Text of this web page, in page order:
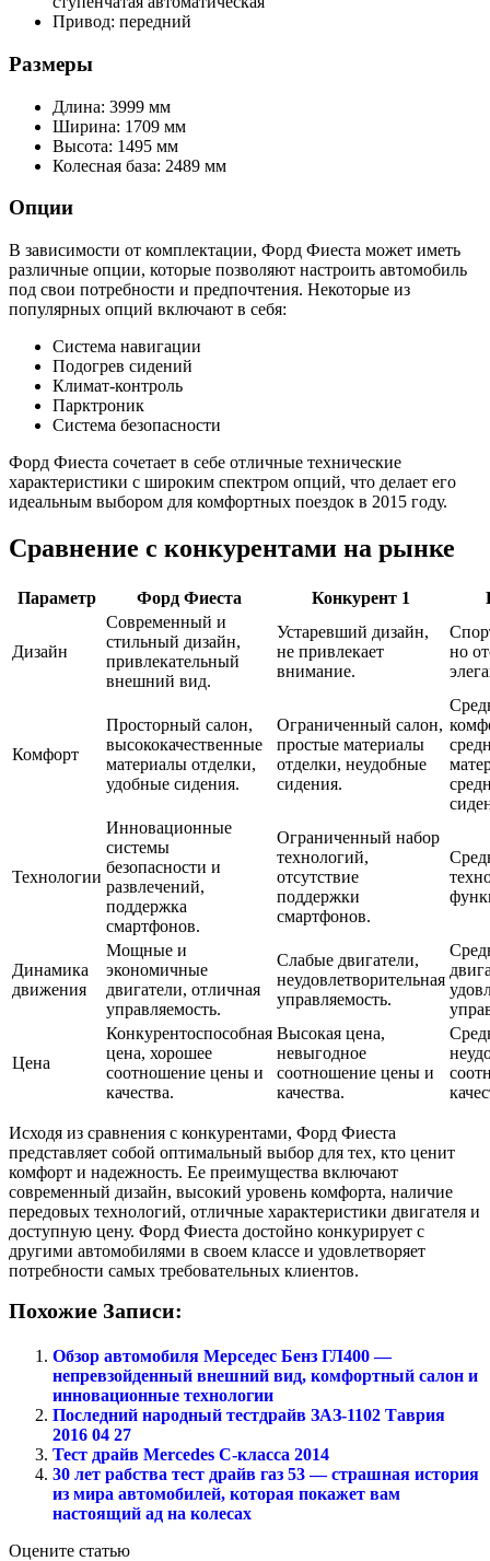
Привод: передний
Размеры
Длина: 3999 мм
Ширина: 1709 мм
Высота: 1495 мм
Колесная база: 2489 мм
Опции
В зависимости от комплектации, Форд Фиеста может иметь
различные опции, которые позволяют настроить автомобиль
под свои потребности и предпочтения. Некоторые из
популярных опций включают в себя:
Система навигации
Подогрев сидений
Климат-контроль
Парктроник
Система безопасности
Форд Фиеста сочетает в себе отличные технические
характеристики с широким спектром опций, что делает его
идеальным выбором для комфортных поездок в 2015 году.
Сравнение с конкурентами на рынке
Параметр Форд Фиеста Конкурент 1
Дизайн
Современный и
стильный дизайн,
привлекательный
внешний вид.
Устаревший дизайн,
не привлекает
внимание.
но
Комфорт
Просторный салон,
высококачественные
материалы отделки,
удобные сидения.
Ограниченный салон,
простые материалы
отделки, неудобные
сидения.
Технологии
Инновационные
системы
безопасности и
развлечений,
поддержка
смартфонов.
Ограниченный набор
технологий,
отсутствие
поддержки
смартфонов.
Динамика
движения
Мощные и
экономичные
двигатели, отличная
управляемость.
Слабые двигатели,
неудовлетворительная
управляемость.
Цена
Конкурентоспособная
цена, хорошее
соотношение цены и
качества.
Высокая цена,
невыгодное
соотношение цены и
качества.
Исходя из сравнения с конкурентами, Форд Фиеста
представляет собой оптимальный выбор для тех, кто ценит
комфорт и надежность. Ее преимущества включают
современный дизайн, высокий уровень комфорта, наличие
передовых технологий, отличные характеристики двигателя и
доступную цену. Форд Фиеста достойно конкурирует с
другими автомобилями в своем классе и удовлетворяет
потребности самых требовательных клиентов.
Похожие Записи:
Обзор автомобиля Мерседес Бенз ГЛ400 —
непревзойденный внешний вид, комфортный салон и
инновационные технологии
Последний народный тестдрайв ЗАЗ-1102 Таврия
2016 04 27
Тест драйв Mercedes C-класса 2014
30 лет рабства тест драйв газ 53 — страшная история
из мира автомобилей, которая покажет вам
настоящий ад на колесах
Оцените статью